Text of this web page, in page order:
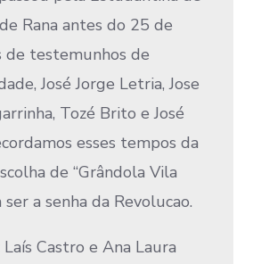
Rana antes do 25 de
de testemunhos de
José Jorge Letria, Jose
Tozé Brito e José
esses tempos da
de “Grândola Vila
ser a senha da Revolucao.
Castro e Ana Laura